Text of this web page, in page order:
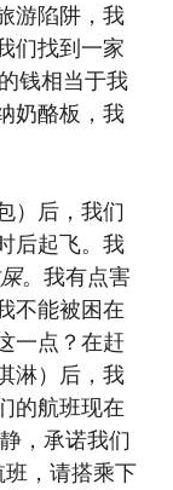
游陷阱，我
们找到一家
钱相当于我
奶酪板，我
）后，我们
后起飞。我
。我有点害
不能被困在
一点？在赶
淋）后，我
的航班现在
，承诺我们
，请搭乘下